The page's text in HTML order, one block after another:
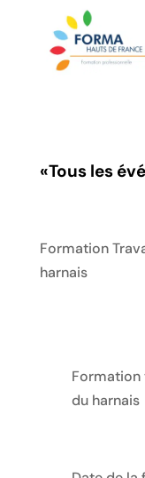
«Tous les
Formation
harnais
Formation
du harnais